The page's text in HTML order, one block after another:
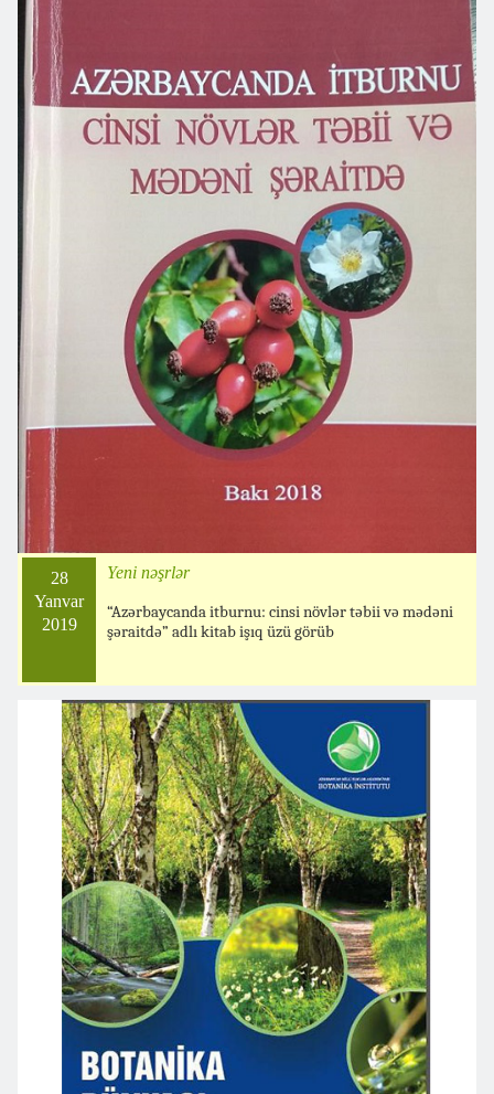
28
Yanvar
2019
Yeni nəşrlər
“Azərbaycanda itburnu: cinsi növlər təbii və mədəni
şəraitdə” adlı kitab işıq üzü görüb